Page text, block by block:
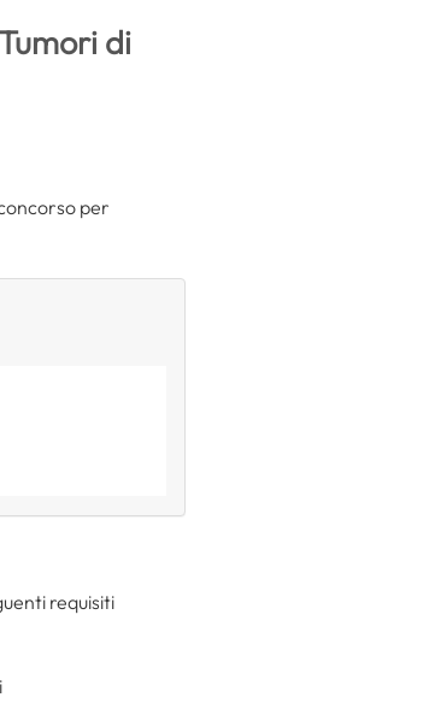
di
per
requisiti